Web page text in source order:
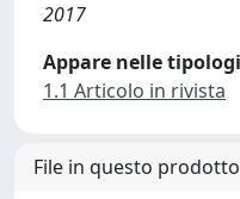
2017
Appare nelle
1.1 Articolo in rivista
File in questo